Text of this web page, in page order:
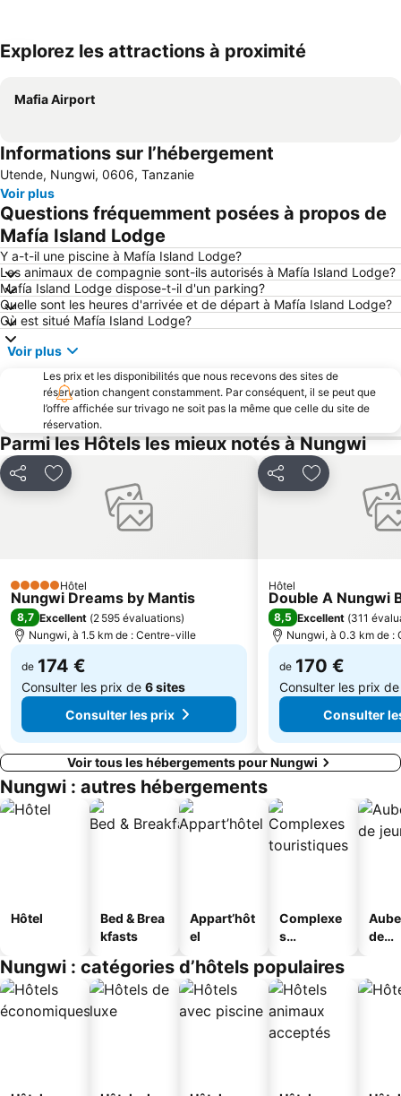
Explorez les attractions à proximité
Mafia Airport
Informations sur l’hébergement
Utende, Nungwi, 0606, Tanzanie
Voir plus
Questions fréquemment posées à propos de
Mafía Island Lodge
Y a-t-il une piscine à Mafía Island Lodge?
Les animaux de compagnie sont-ils autorisés à Mafía Island Lodge?
Mafía Island Lodge dispose-t-il d'un parking?
Quelle sont les heures d'arrivée et de départ à Mafía Island Lodge?
Où est situé Mafía Island Lodge?
Voir plus
Les prix et les disponibilités que nous recevons des sites de
réservation changent constamment. Par conséquent, il se peut que
l’offre affichée sur trivago ne soit pas la même que celle du site de
réservation.
Parmi les Hôtels les mieux notés à Nungwi
PartagerAjouter à mes favoris
5 ÉtoilesHôtel
Nungwi Dreams by Mantis
8,7 Excellent (2 595 évaluations)
Nungwi, à 1.5 km de : Centre-ville
de 174 €
Consulter les prix de 6 sites
Consulter les prix
PartagerAjouter à
Hôtel
Double A Nungwi
8,5 Excellent (311
Nungwi, à 0.3 km de :
de 170 €
Consulter les prix
Consulter
Voir tous les hébergements pour Nungwi
Nungwi : autres hébergements
Hôtel
Bed & Brea
kfasts
Appart’hôt
el
Complexe
s
s
de
Nungwi : catégories d’hôtels populaires